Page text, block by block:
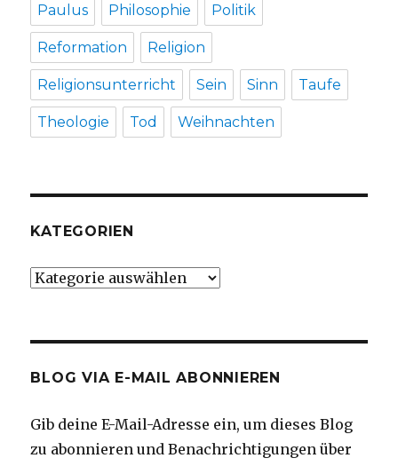
Paulus Philosophie Politik
Reformation Religion
Religionsunterricht Sein Sinn Taufe
Theologie Tod Weihnachten
KATEGORIEN
Kategorien
BLOG VIA E-MAIL ABONNIEREN
Gib deine E-Mail-Adresse ein, um dieses Blog
zu abonnieren und Benachrichtigungen über